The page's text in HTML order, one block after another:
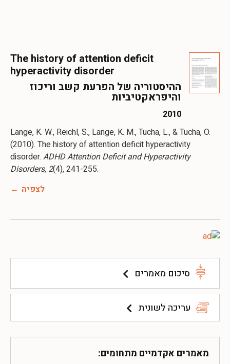
סיכום מאמרים
עריכה לשונית
מאמרים אקדמיים מתחומים:
The history of attention deficit
hyperactivity disorder
ההיסטוריה של הפרעת קשב וריכוז
והיפראקטיביות
2010
Lange, K. W., Reichl, S., Lange, K. M., Tucha, L., & Tucha, O.
(2010). The history of attention deficit hyperactivity
disorder. ADHD Attention Deficit andHyperactivity
Disorders, 2(4), 241-255.
לצפיה